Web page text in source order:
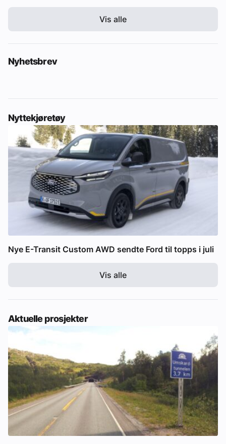
Vis alle
Nyhetsbrev
Nyttekjøretøy
Nye E-Transit Custom AWD sendte Ford til topps i juli
Vis alle
Aktuelle prosjekter